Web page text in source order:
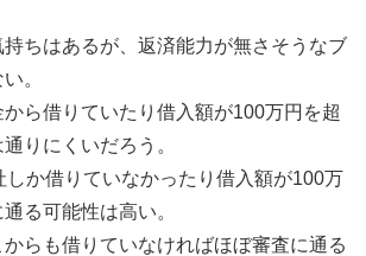
ちはあるが、返済能力が無さそうなブ
。
ら借りていたり借入額が100万円を超
りにくいだろう。
しか借りていなかったり借入額が100万
る可能性は高い。
らも借りていなければほぼ審査に通る